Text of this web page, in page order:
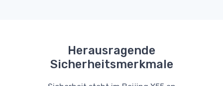
Herausragende
Sicherheitsmerkmale